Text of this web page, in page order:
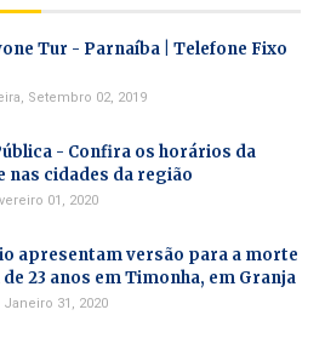
Tur - Parnaíba | Telefone Fixo
Setembro 02, 2019
- Confira os horários da
nas cidades da região
01, 2020
apresentam versão para a morte
23 anos em Timonha, em Granja
Janeiro 31, 2020